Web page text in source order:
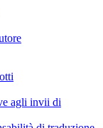
agli invii di